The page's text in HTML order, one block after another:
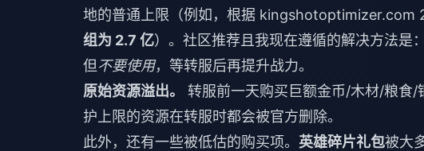
地的普通上限（例如，根据 kingshotoptimizer.com
组为 2.7 亿）。社区推荐且我现在遵循的解决方法是：
但不要使用，等转服后再提升战力。
原始资源溢出。
转服前一天购买巨额金币/木材/粮食
护上限的资源在转服时都会被官方删除。
此外，还有一些被低估的购买项。 英雄碎片礼包被大